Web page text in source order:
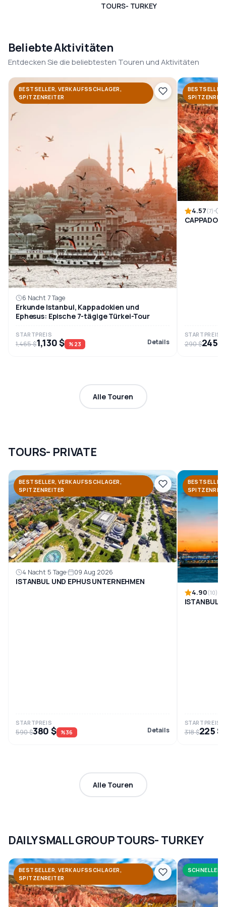
TOURS- TURKEY
Beliebte Aktivitäten
Entdecken Sie die beliebtesten Touren und Aktivitäten
BESTSELLER, VERKAUFSSCHLAGER,
SPITZENREITER
6 Nacht 7 Tage
Erkunde Istanbul, Kappadokien und
Ephesus: Epische 7-tägige Türkei-Tour
STARTPREIS
1,465 $1,130 $ %23 Details
4.57(7)
STARTPREIS
290 $245 $
Alle Touren
TOURS- PRIVATE
BESTSELLER, VERKAUFSSCHLAGER,
SPITZENREITER
4 Nacht 5 Tage 09 Aug 2026
ISTANBUL UND EPHUS UNTERNEHMEN
STARTPREIS
590 $380 $ %36 Details
4.90(10)
ISTANBUL
STARTPREIS
318 $225 $
Alle Touren
DAILY SMALL GROUP TOURS- TURKEY
BESTSELLER, VERKAUFSSCHLAGER,
SPITZENREITER
SCHNELLER